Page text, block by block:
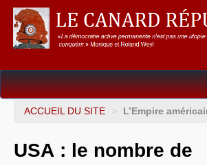
Dossiers
ACCUEIL DU SITE > L’Empire
USA : le nombre de